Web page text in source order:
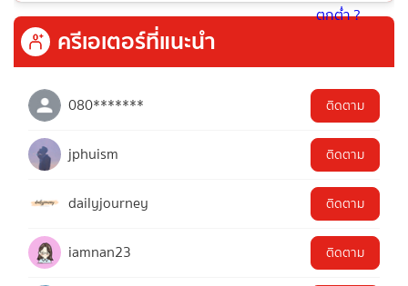
ครีเอเตอร์ที่แนะนำ
080******* ติดตาม
jphuism ติดตาม
dailyjourney ติดตาม
iamnan23 ติดตาม